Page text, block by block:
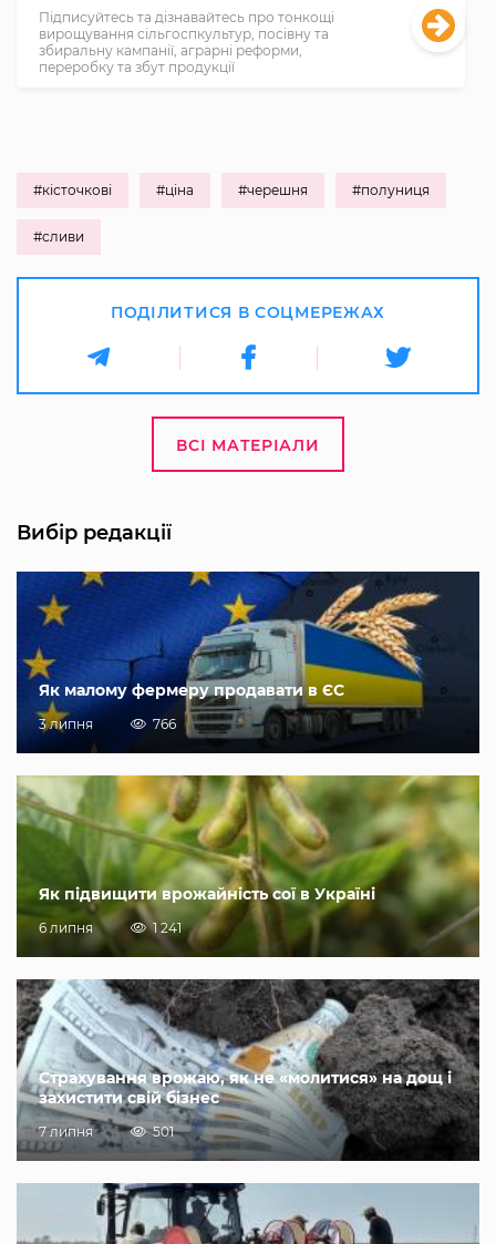
Підписуйтесь та дізнавайтесь про тонкощі
вирощування сільгоспкультур, посівну та
збиральну кампанії, аграрні реформи,
переробку та збут продукції
#кісточкові #ціна #черешня #полуниця
#сливи
ПОДІЛИТИСЯ В СОЦМЕРЕЖАХ
ВСІ МАТЕРІАЛИ
Вибір редакції
Як малому фермеру продавати в ЄС
3 липня 766
Як підвищити врожайність сої в Україні
6 липня 1 241
Страхування врожаю, як не «молитися» на дощ і
захистити свій бізнес
7 липня 501